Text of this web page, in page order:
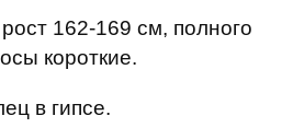
162-169 см, полного
короткие.
в гипсе.